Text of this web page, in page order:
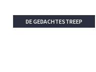
DE GEDACHTESTREEP